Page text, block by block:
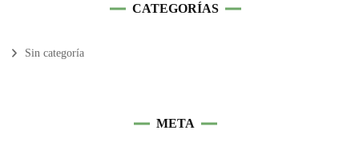
CATEGORÍAS
Sin categoría
META